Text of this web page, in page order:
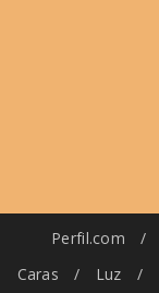
Perfil.com /
Caras
/ Luz /